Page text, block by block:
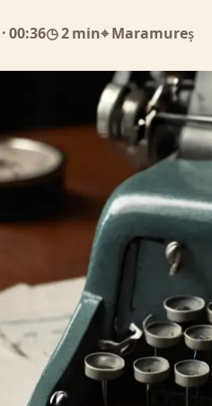
· 00:36◷ 2 min⌖ Maramureș